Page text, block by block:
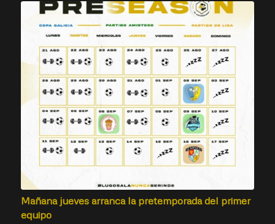
Mañana jueves arranca la pretemporada del primer
equipo